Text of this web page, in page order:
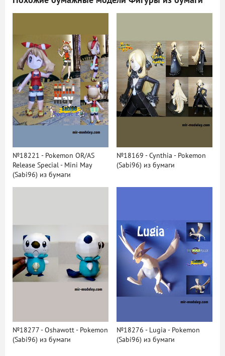
№18221 - Pokemon OR/AS
Release Special - Mini May
(Sabi96) из бумаги
№18169 - Cynthia - Pokemon
(Sabi96) из бумаги
№18277 - Oshawott - Pokemon
(Sabi96) из бумаги
№18276 - Lugia - Pokemon
(Sabi96) из бумаги